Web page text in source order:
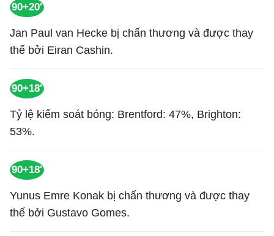
90+20'
Jan Paul van Hecke bị chấn thương và được thay
thế bởi Eiran Cashin.
90+18'
Tỷ lệ kiểm soát bóng: Brentford: 47%, Brighton:
53%.
90+18'
Yunus Emre Konak bị chấn thương và được thay
thế bởi Gustavo Gomes.